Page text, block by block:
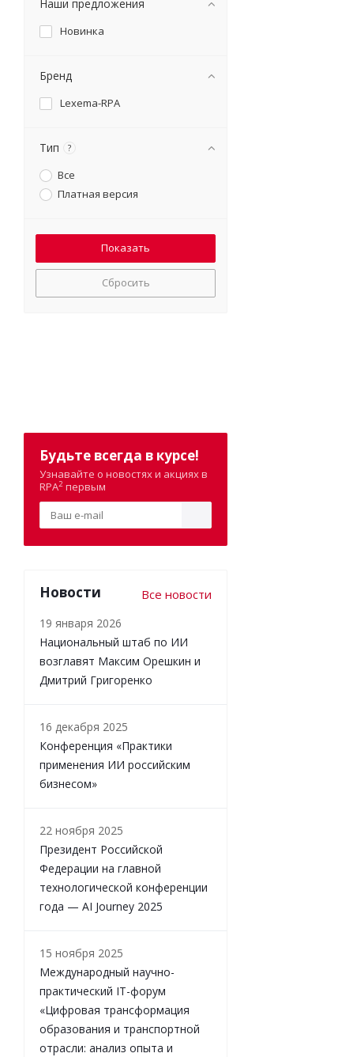
Наши предложения
Новинка
Бренд
Lexema-RPA
Тип ?
Все
Платная версия
Сбросить
Будьте всегда в курсе!
Узнавайте о новостях и акциях в
RPA2 первым
Новости Все новости
19 января 2026
Национальный штаб по ИИ
возглавят Максим Орешкин и
Дмитрий Григоренко
16 декабря 2025
Конференция «Практики
применения ИИ российским
бизнесом»
22 ноября 2025
Президент Российской
Федерации на главной
технологической конференции
года — AI Journey 2025
15 ноября 2025
Международный научно-
практический IT-форум
«Цифровая трансформация
образования и транспортной
отрасли: анализ опыта и